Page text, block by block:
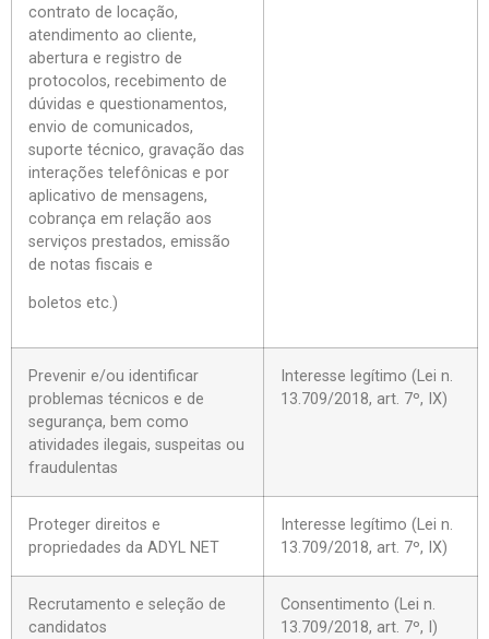
contrato de locação,
atendimento ao cliente,
abertura e registro de
protocolos, recebimento de
dúvidas e questionamentos,
envio de comunicados,
suporte técnico, gravação das
interações telefônicas e por
aplicativo de mensagens,
cobrança em relação aos
serviços prestados, emissão
de notas fiscais e
boletos etc.)
Prevenir e/ou identificar
problemas técnicos e de
segurança, bem como
atividades ilegais, suspeitas ou
fraudulentas
Interesse legítimo (Lei n.
13.709/2018, art. 7º, IX)
Proteger direitos e
propriedades da ADYL NET
Interesse legítimo (Lei n.
13.709/2018, art. 7º, IX)
Recrutamento e seleção de
candidatos
Consentimento (Lei n.
13.709/2018, art. 7º, I)